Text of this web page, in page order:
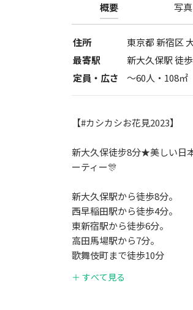
概要 写真
住所 東京都 新宿区
最寄駅
新大久保駅 徒
定員・広さ
〜60人・ 108㎡
【#カシカシお花見2023】
新大久保徒步8分★美しい日
ーティー🎊
新大久保駅から徒歩8分。
西早稲田駅から徒歩4分。
東新宿駅から徒歩6分。
高田馬場駅から7分。
歌舞伎町まで徒歩10分
★トイレ：2つ
＋ すべて見る